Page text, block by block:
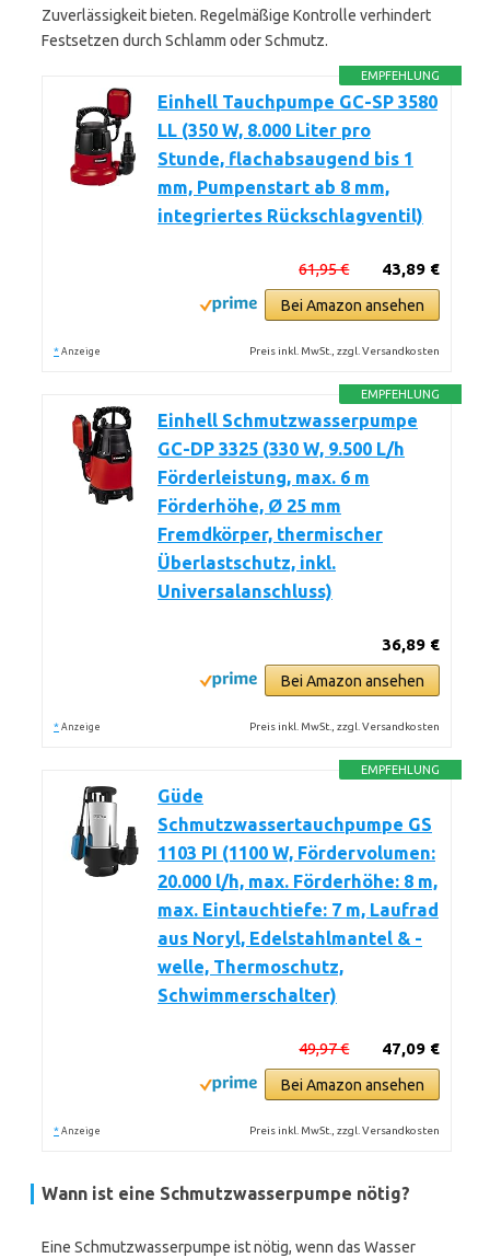
Zuverlässigkeit bieten. Regelmäßige Kontrolle verhindert
Festsetzen durch Schlamm oder Schmutz.
EMPFEHLUNG
Einhell Tauchpumpe GC-SP 3580
LL (350 W, 8.000 Liter pro
Stunde, flachabsaugend bis 1
mm, Pumpenstart ab 8 mm,
integriertes Rückschlagventil)
43,89 €
61,95 €
Bei Amazon ansehen
* Anzeige Preis inkl. MwSt., zzgl. Versandkosten
EMPFEHLUNG
Einhell Schmutzwasserpumpe
GC-DP 3325 (330 W, 9.500 L/h
Förderleistung, max. 6 m
Förderhöhe, Ø 25 mm
Fremdkörper, thermischer
Überlastschutz, inkl.
Universalanschluss)
36,89 €
Bei Amazon ansehen
* Anzeige Preis inkl. MwSt., zzgl. Versandkosten
EMPFEHLUNG
Güde
Schmutzwassertauchpumpe GS
1103 PI (1100 W, Fördervolumen:
20.000 l/h, max. Förderhöhe: 8 m,
max. Eintauchtiefe: 7 m, Laufrad
aus Noryl, Edelstahlmantel & -
welle, Thermoschutz,
Schwimmerschalter)
47,09 €
49,97 €
Bei Amazon ansehen
* Anzeige Preis inkl. MwSt., zzgl. Versandkosten
Wann ist eine Schmutzwasserpumpe nötig?
Eine Schmutzwasserpumpe ist nötig, wenn das Wasser